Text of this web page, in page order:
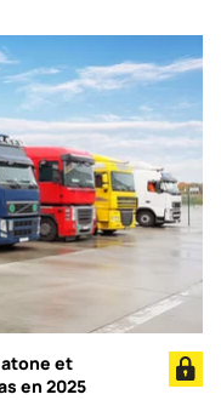
et
en 2025